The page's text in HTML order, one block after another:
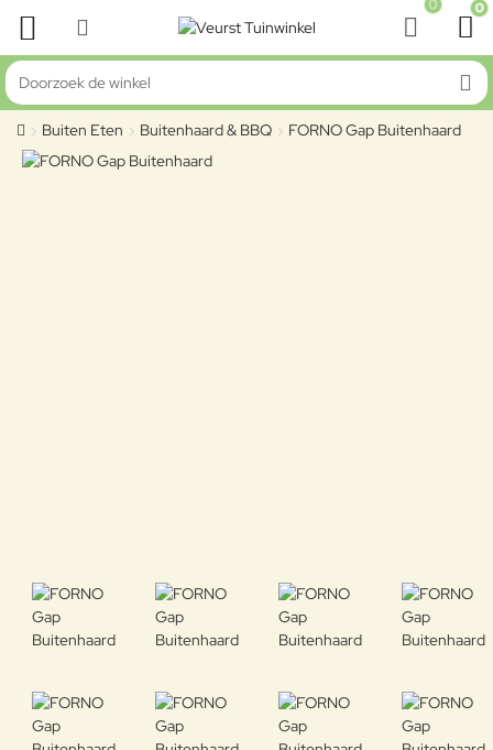
0 0
Doorzoek de winkel
home
Buiten Eten Buitenhaard & BBQ FORNO Gap Buitenhaard